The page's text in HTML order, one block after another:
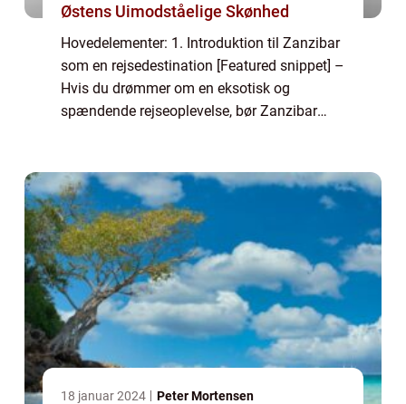
Østens Uimodståelige Skønhed
Hovedelementer: 1. Introduktion til Zanzibar
som en rejsedestination [Featured snippet] –
Hvis du drømmer om en eksotisk og
spændende rejseoplevelse, bør Zanzibar
18 januar 2024 Peter Mortensen